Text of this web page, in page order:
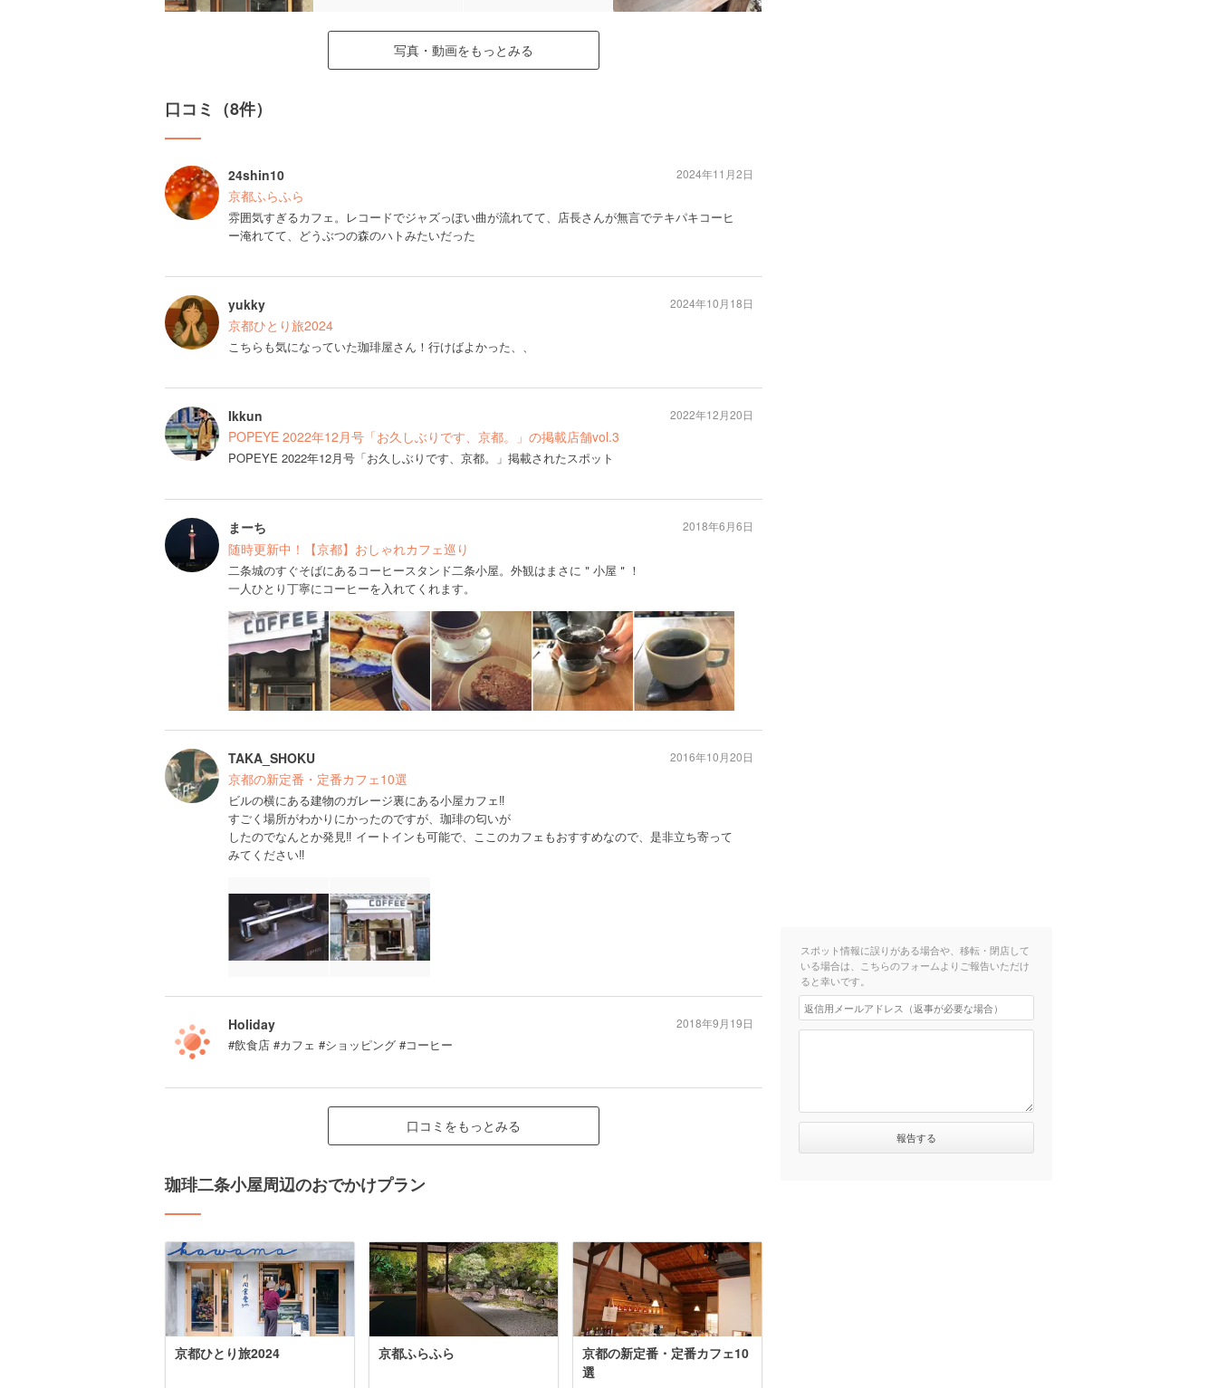
写真・動画をもっとみる
口コミ（8件）
24shin10
京都ふらふら
雰囲気すぎるカフェ。レコードでジャズっぽい曲が流れてて、店長さんが無言でテキパキコーヒ
ー淹れてて、どうぶつの森のハトみたいだった
2024年11月2日
yukky
京都ひとり旅2024
こちらも気になっていた珈琲屋さん！行けばよかった、、
2024年10月18日
Ikkun
POPEYE 2022年12月号「お久しぶりです、京都。」の掲載店舗vol.3
POPEYE 2022年12月号「お久しぶりです、京都。」掲載されたスポット
2022年12月20日
まーち
随時更新中！【京都】おしゃれカフェ巡り
二条城のすぐそばにあるコーヒースタンド二条小屋。外観はまさに＂小屋＂！
一人ひとり丁寧にコーヒーを入れてくれます。
2018年6月6日
TAKA_SHOKU
京都の新定番・定番カフェ10選
ビルの横にある建物のガレージ裏にある小屋カフェ‼︎
すごく場所がわかりにかったのですが、珈琲の匂いが
したのでなんとか発見‼︎ イートインも可能で、ここのカフェもおすすめなので、是非立ち寄って
みてください‼︎
2016年10月20日
Holiday
#飲食店 #カフェ #ショッピング #コーヒー
2018年9月19日
口コミをもっとみる
珈琲二条小屋周辺のおでかけプラン
京都ひとり旅2024 京都ふらふら
京都の新定番・定番カフェ10
選
スポット情報に誤りがある場合や、移転・閉店して
いる場合は、こちらのフォームよりご報告いただけ
ると幸いです。